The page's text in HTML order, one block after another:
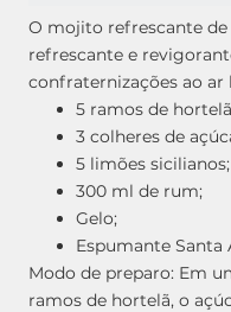
O mojito refrescante
refrescante e
confraternizações ao ar
5 ramos de
3 colheres de
5 limões sicilianos;
300 ml de rum;
Gelo;
Espumante Santa
Modo de preparo: Em
ramos de hortelã, o